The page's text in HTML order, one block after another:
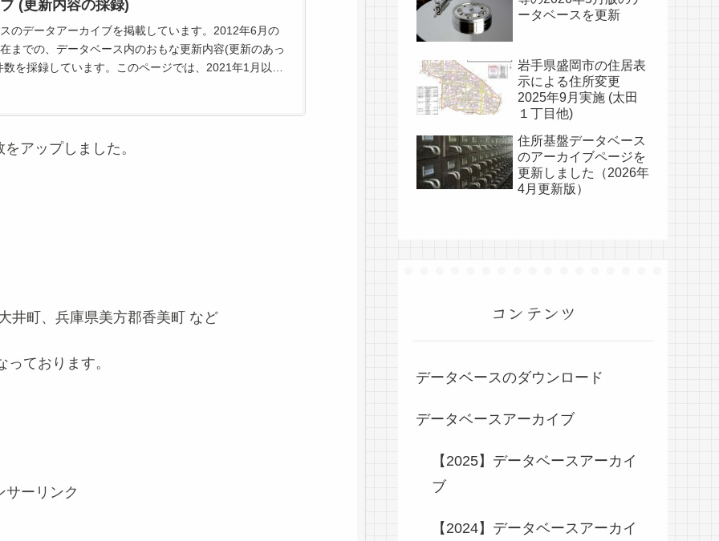
(更新内容の採録)
のデータアーカイブを掲載しています。2012年6月の
までの、データベース内のおもな更新内容(更新のあっ
を採録しています。このページでは、2021年1月以降
アップしました。
井町、兵庫県美方郡香美町 など
ております。
サーリンク
ータベースを更新
岩手県盛岡市の住居表
示による住所変更
2025年9月実施 (太田
１丁目他)
住所基盤データベース
のアーカイブページを
更新しました（2026年
4月更新版）
コンテンツ
データベースのダウンロード
データベースアーカイブ
【2025】データベースアーカイ
ブ
【2024】データベースアーカイ